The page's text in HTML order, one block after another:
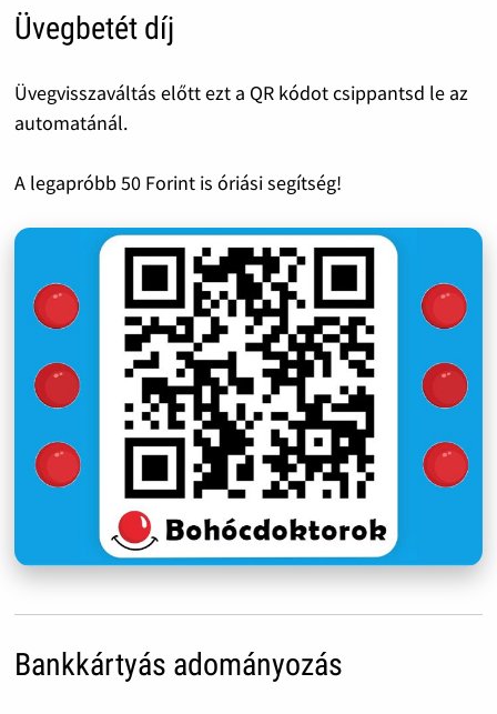
Üvegbetét díj
Üvegvisszaváltás előtt ezt a QR kódot csippantsd le az
automatánál.
A legapróbb 50 Forint is óriási segítség!
Bankkártyás adományozás